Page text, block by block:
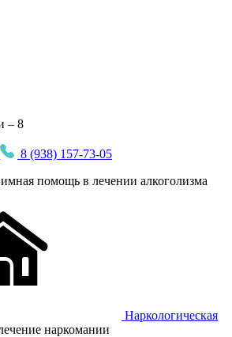
– 8
8 (938) 157-73-05
помощь в лечении алкоголизма
Наркологическая
наркомании